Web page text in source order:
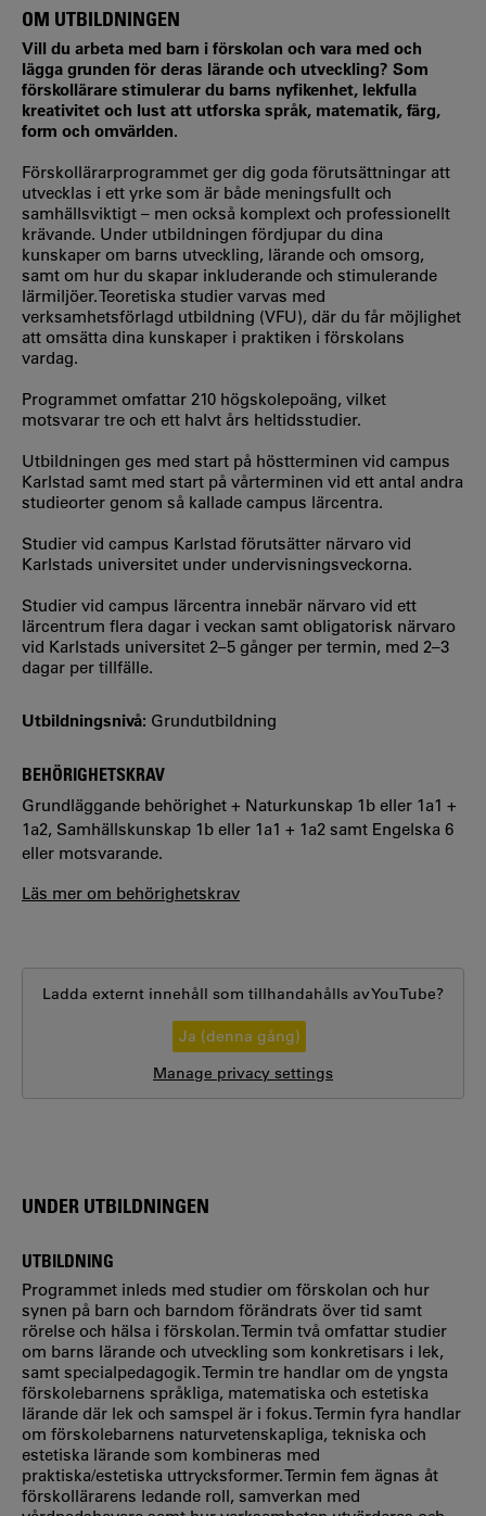
OM UTBILDNINGEN
Vill du arbeta med barn i förskolan och vara med och
lägga grunden för deras lärande och utveckling? Som
förskollärare stimulerar du barns nyfikenhet, lekfulla
kreativitet och lust att utforska språk, matematik, färg,
form och omvärlden.
Förskollärarprogrammet ger dig goda förutsättningar att
utvecklas i ett yrke som är både meningsfullt och
samhällsviktigt – men också komplext och professionellt
krävande. Under utbildningen fördjupar du dina
kunskaper om barns utveckling, lärande och omsorg,
samt om hur du skapar inkluderande och stimulerande
lärmiljöer. Teoretiska studier varvas med
verksamhetsförlagd utbildning (VFU), där du får möjlighet
att omsätta dina kunskaper i praktiken i förskolans
vardag.
Programmet omfattar 210 högskolepoäng, vilket
motsvarar tre och ett halvt års heltidsstudier.
Utbildningen ges med start på höstterminen vid campus
Karlstad samt med start på vårterminen vid ett antal andra
studieorter genom så kallade campus lärcentra.
Studier vid campus Karlstad förutsätter närvaro vid
Karlstads universitet under undervisningsveckorna.
Studier vid campus lärcentra innebär närvaro vid ett
lärcentrum flera dagar i veckan samt obligatorisk närvaro
vid Karlstads universitet 2–5 gånger per termin, med 2–3
dagar per tillfälle.
Utbildningsnivå: Grundutbildning
BEHÖRIGHETSKRAV
Grundläggande behörighet + Naturkunskap 1b eller 1a1 +
1a2, Samhällskunskap 1b eller 1a1 + 1a2 samt Engelska 6
eller motsvarande.
Läs mer om behörighetskrav
Ladda externt innehåll som tillhandahålls avYouTube?
Ja (denna gång)
Manage privacy settings
UNDER UTBILDNINGEN
UTBILDNING
Programmet inleds med studier om förskolan och hur
synen på barn och barndom förändrats över tid samt
rörelse och hälsa i förskolan. Termin två omfattar studier
om barns lärande och utveckling som konkretisars i lek,
samt specialpedagogik. Termin tre handlar om de yngsta
förskolebarnens språkliga, matematiska och estetiska
lärande där lek och samspel är i fokus. Termin fyra handlar
om förskolebarnens naturvetenskapliga, tekniska och
estetiska lärande som kombineras med
praktiska/estetiska uttrycksformer. Termin fem ägnas åt
förskollärarens ledande roll, samverkan med